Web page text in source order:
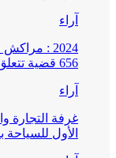
آراء
2024 :
656 قضية تتعلق بغسيل الأموال
آراء
غرفة التجارة
الأول